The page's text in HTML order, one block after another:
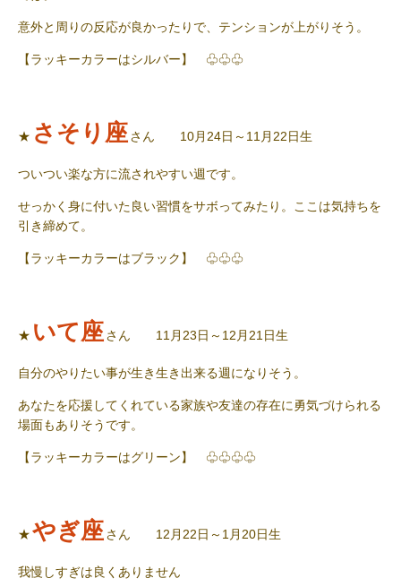
意外と周りの反応が良かったりで、テンションが上がりそう。
【ラッキーカラーはシルバー】 ♧♧♧
★ さそり座さん 10月24日～11月22日生
ついつい楽な方に流されやすい週です。
せっかく身に付いた良い習慣をサボってみたり。ここは気持ちを
引き締めて。
【ラッキーカラーはブラック】 ♧♧♧
★ いて座さん 11月23日～12月21日生
自分のやりたい事が生き生き出来る週になりそう。
あなたを応援してくれている家族や友達の存在に勇気づけられる
場面もありそうです。
【ラッキーカラーはグリーン】 ♧♧♧♧
★やぎ座さん 12月22日～1月20日生
我慢しすぎは良くありません